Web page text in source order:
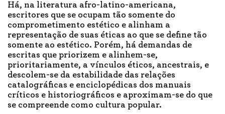
Há, na literatura afro-latino-americana,
escritores que se ocupam tão somente do
comprometimento estético e alinham a
representação de suas éticas ao que se define tão
somente ao estético. Porém, há demandas de
escritas que priorizem e alinhem-se,
prioritariamente, a vínculos éticos, ancestrais, e
descolem-se da estabilidade das relações
catalográficas e enciclopédicas dos manuais
críticos e historiográficos e aproximam-se do que
se compreende como cultura popular.